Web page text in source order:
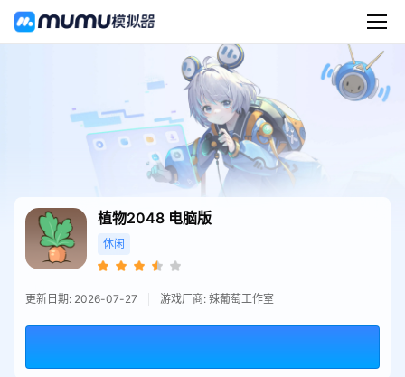
植物2048 电脑版
休闲
更新日期: 2026-07-27 游戏厂商: 辣葡萄工作室